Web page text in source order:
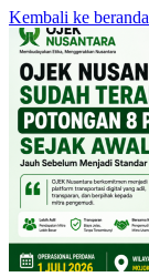
Kembali ke beranda